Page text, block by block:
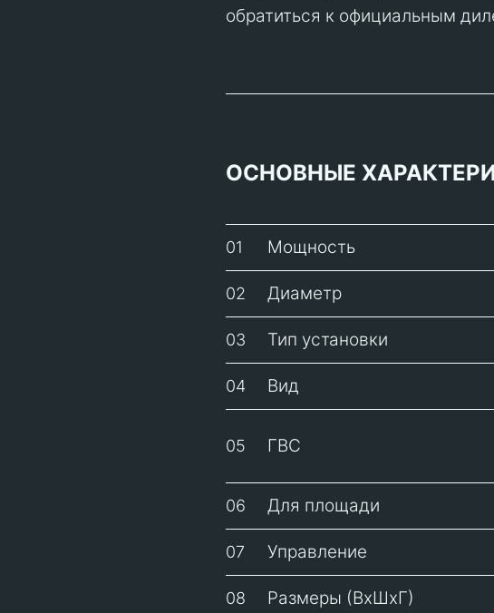
обратиться к официальным
ОСНОВНЫЕ
01 Мощность
02 Диаметр
03 Тип установки
04 Вид
05 ГВС
06 Для площади
07 Управление
08 Размеры (ВхШхГ)